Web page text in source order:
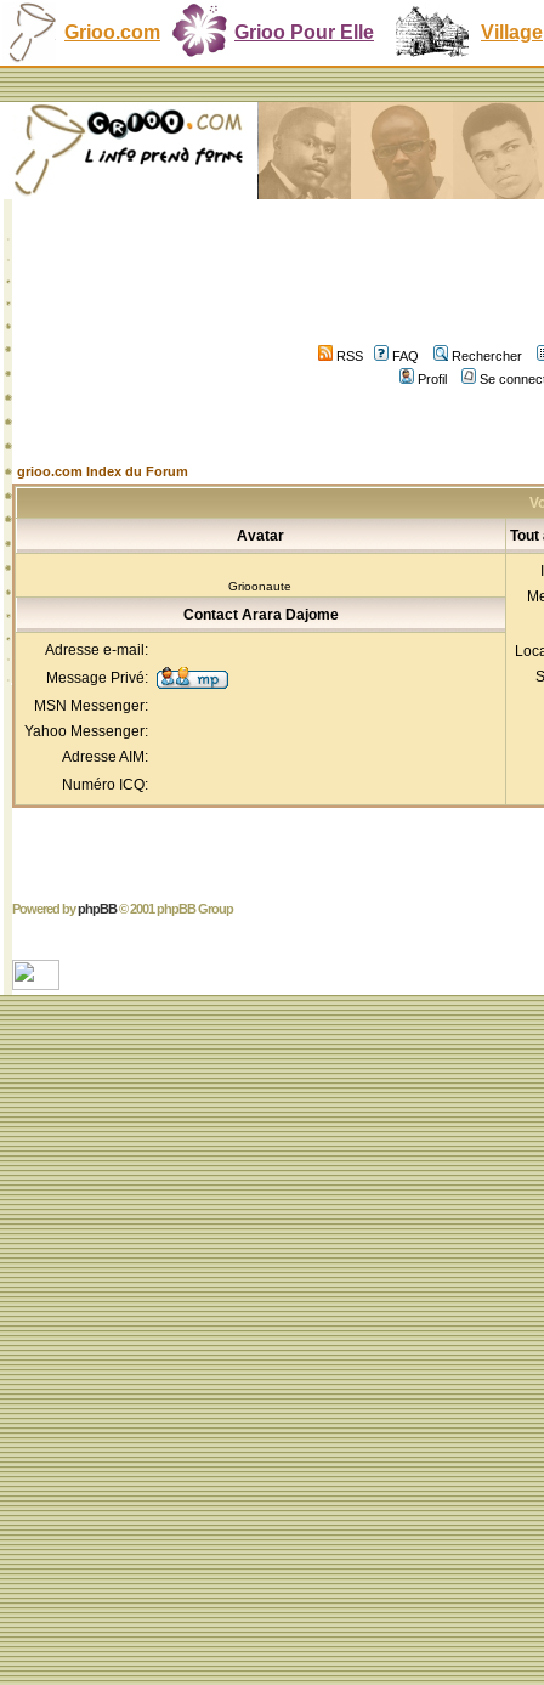
Grioo.com Grioo Pour Elle Village
RSS FAQ
Rechercher
Profil
Se
grioo.com Index du Forum
Avatar
Tout
Grioonaute
Contact Arara Dajome
Adresse e-mail:
Message Privé:
MSN Messenger:
Yahoo Messenger:
Adresse AIM:
Numéro ICQ:
Powered byphpBB© 2001 phpBB Group